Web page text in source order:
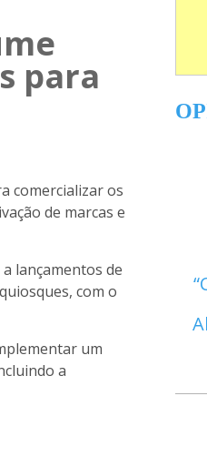
para
comercializar os
de marcas e
lançamentos de
com o
um
a